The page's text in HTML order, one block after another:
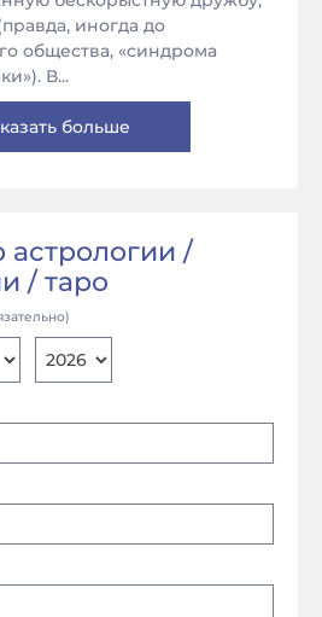
иногда до
общества, «синдрома
В...
больше
астрологии /
/ таро